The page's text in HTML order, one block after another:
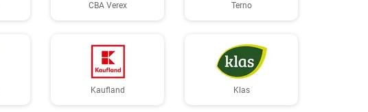
CBA Verex Terno
Kaufland Klas